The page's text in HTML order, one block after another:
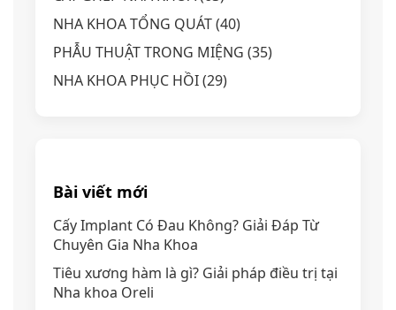
NHA KHOA TỔNG QUÁT(40)
PHẪU THUẬT TRONG MIỆNG (35)
NHA KHOA PHỤC HỒI(29)
Bài viết mới
Cấy Implant Có Đau Không? Giải Đáp Từ
Chuyên Gia Nha Khoa
Tiêu xương hàm là gì? Giải pháp điều trị tại
Nha khoa Oreli